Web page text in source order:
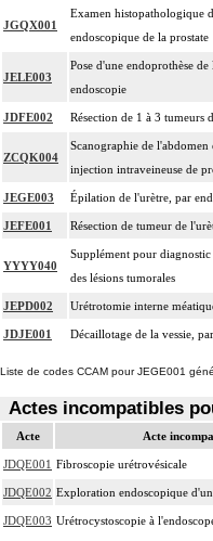
JGQX001
Examen histopathologique
endoscopique de la prostate
JELE003
Pose d'une endoprothèse
endoscopie
JDFE002 Résection de 1 à 3 tumeurs
ZCQK004
Scanographie de
injection intraveineuse de
JEGE003 Épilation de l'urètre, par
JEFE001 Résection de tumeur de
YYYY040
Supplément pour
des lésions tumorales
JEPD002 Urétrotomie interne
JDJE001 Décaillotage de la vessie,
Liste de codes CCAM pour JEGE001
Actes incompatibles
Acte Acte
JDQE001 Fibroscopie urétrovésicale
JDQE002 Exploration endoscopique
JDQE003 Urétrocystoscopie à